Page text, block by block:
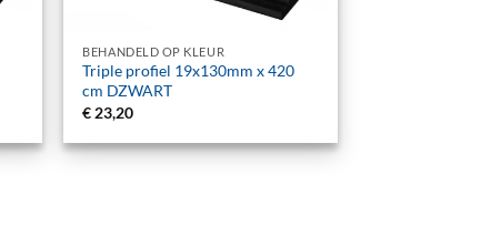
BEHANDELD OP KLEUR
Triple profiel 19x130mm x 420
cm DZWART
€ 23,20